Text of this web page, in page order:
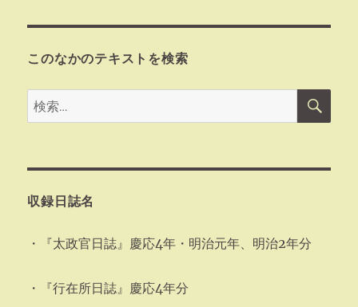
このなかのテキストを検索
検
索:
検
収録日誌名
・『太政官日誌』慶応4年・明治元年、明治2年分
・『行在所日誌』慶応4年分